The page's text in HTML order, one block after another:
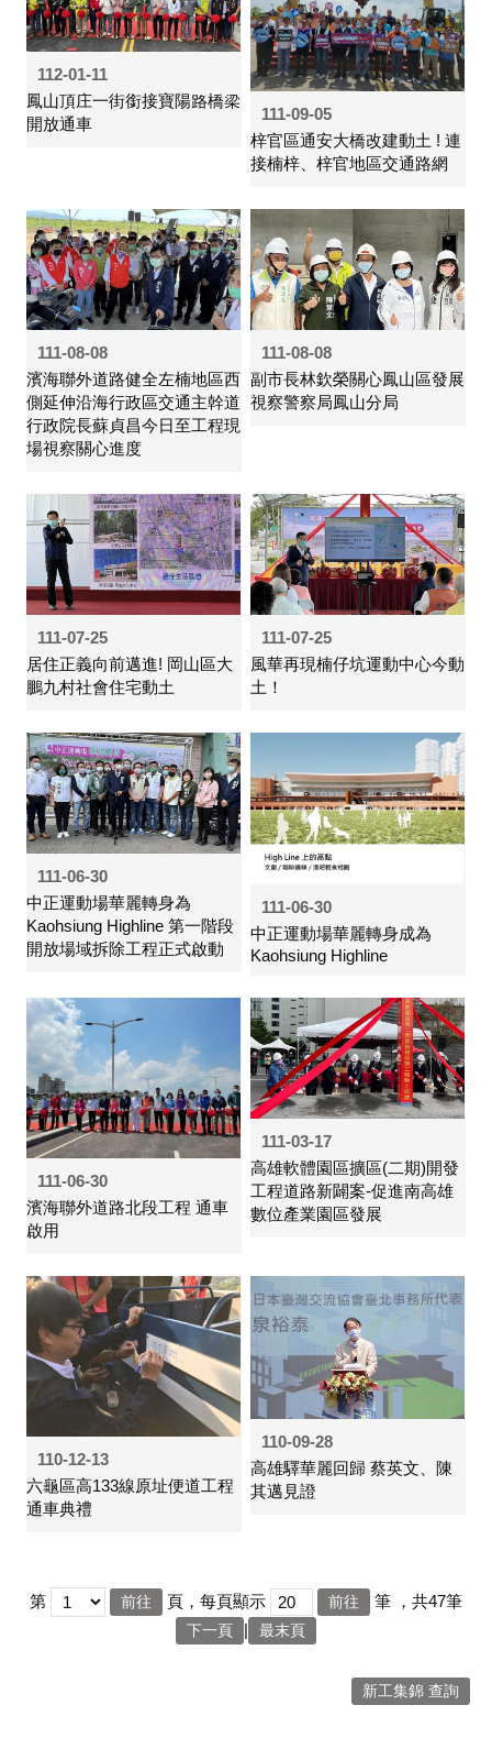
112-01-11
鳳山頂庄一街銜接寶陽路橋梁
開放通車
111-09-05
梓官區通安大橋改建動土 ! 連
接楠梓、梓官地區交通路網
111-08-08
濱海聯外道路健全左楠地區西
側延伸沿海行政區交通主幹道
行政院長蘇貞昌今日至工程現
場視察關心進度
111-08-08
副市長林欽榮關心鳳山區發展
視察警察局鳳山分局
111-07-25
居住正義向前邁進! 岡山區大
鵬九村社會住宅動土
111-07-25
風華再現楠仔坑運動中心今動
土！
111-06-30
中正運動場華麗轉身為
Kaohsiung Highline 第一階段
開放場域拆除工程正式啟動
111-06-30
中正運動場華麗轉身成為
Kaohsiung Highline
111-06-30
濱海聯外道路北段工程 通車
啟用
111-03-17
高雄軟體園區擴區(二期)開發
工程道路新闢案-促進南高雄
數位產業園區發展
110-12-13
六龜區高133線原址便道工程
通車典禮
110-09-28
高雄驛華麗回歸 蔡英文、陳
其邁見證
第 頁，每頁顯示 筆 ，共47筆
下一頁 | 最末頁
新工集錦 查詢